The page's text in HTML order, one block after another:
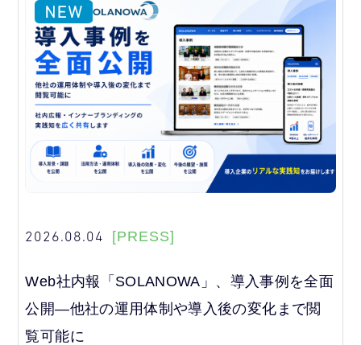
2026.08.04 [PRESS]
Web社内報「SOLANOWA」、導入事例を全面
公開―他社の運用体制や導入後の変化まで閲
覧可能に